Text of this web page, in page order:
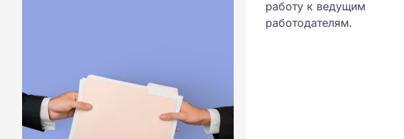
работу к ведущим
работодателям.